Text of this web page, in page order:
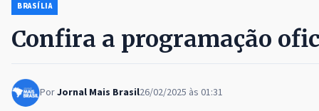
BRASÍLIA
Confira a programação
PorJornal Mais Brasil26/02/2025 às 01:31